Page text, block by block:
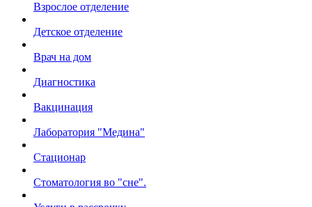
Взрослое отделение
Детское отделение
Врач на дом
Диагностика
Вакцинация
Лаборатория "Медина"
Стационар
Стоматология во "сне".